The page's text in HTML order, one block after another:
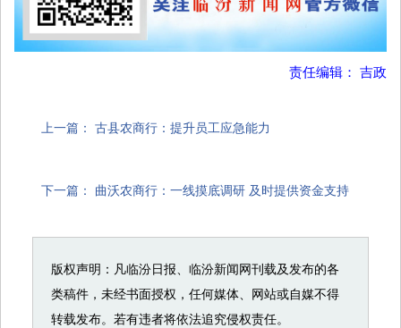
责任编辑： 吉政
上一篇： 古县农商行：提升员工应急能力
下一篇： 曲沃农商行：一线摸底调研 及时提供资金支持
版权声明：凡临汾日报、临汾新闻网刊载及发布的各
类稿件，未经书面授权，任何媒体、网站或自媒不得
转载发布。若有违者将依法追究侵权责任。